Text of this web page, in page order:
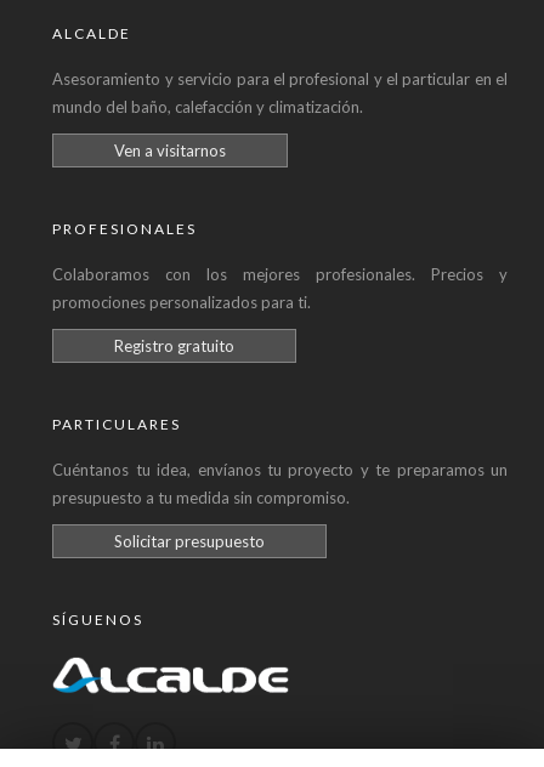
ALCALDE
Asesoramiento y servicio para el profesional y el particular en el
mundo del baño, calefacción y climatización.
Ven a visitarnos
PROFESIONALES
Colaboramos con los mejores profesionales. Precios y
promociones personalizados para ti.
Registro gratuito
PARTICULARES
Cuéntanos tu idea, envíanos tu proyecto y te preparamos un
presupuesto a tu medida sin compromiso.
Solicitar presupuesto
SÍGUENOS